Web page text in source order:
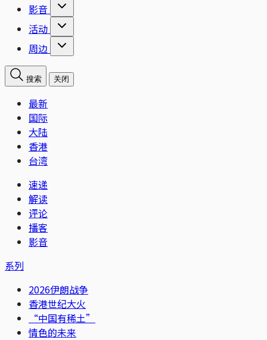
影音
活动
周边
搜索 关闭
最新
国际
大陆
香港
台湾
速递
解读
评论
播客
影音
系列
2026伊朗战争
香港世纪大火
“中国有稀土”
情色的未来